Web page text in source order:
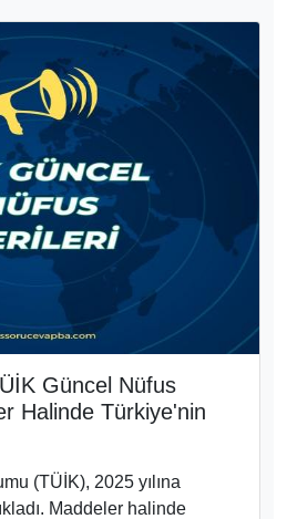
Güncel Nüfus
Halinde Türkiye'nin
(TÜİK), 2025 yılına
Maddeler halinde